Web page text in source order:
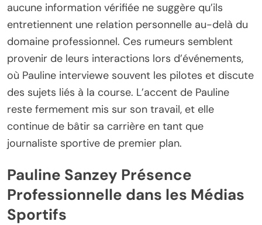
aucune information vérifiée ne suggère qu’ils
entretiennent une relation personnelle au-delà du
domaine professionnel. Ces rumeurs semblent
provenir de leurs interactions lors d’événements,
où Pauline interviewe souvent les pilotes et discute
des sujets liés à la course. L’accent de Pauline
reste fermement mis sur son travail, et elle
continue de bâtir sa carrière en tant que
journaliste sportive de premier plan.
Pauline Sanzey Présence
Professionnelle dans les Médias
Sportifs